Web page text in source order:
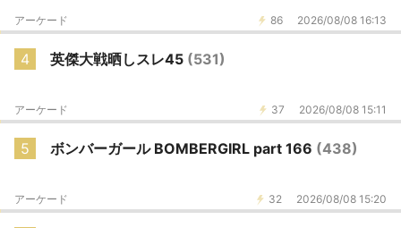
86 2026/08/08 16:13
アーケード
4 英傑大戦晒しスレ45 (531)
37 2026/08/08 15:11
アーケード
5 ボンバーガール BOMBERGIRL part 166 (438)
32 2026/08/08 15:20
アーケード